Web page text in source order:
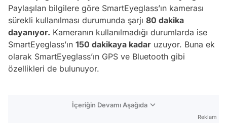
Paylaşılan bilgilere göre SmartEyeglass’ın kamerası
sürekli kullanılması durumunda şarjı 80 dakika
dayanıyor. Kameranın kullanılmadığı durumlarda ise
SmartEyeglass’ın 150 dakikaya kadar uzuyor. Buna ek
olarak SmartEyeglass’ın GPS ve Bluetooth gibi
özellikleri de bulunuyor.
İçeriğin Devamı Aşağıda
Reklam